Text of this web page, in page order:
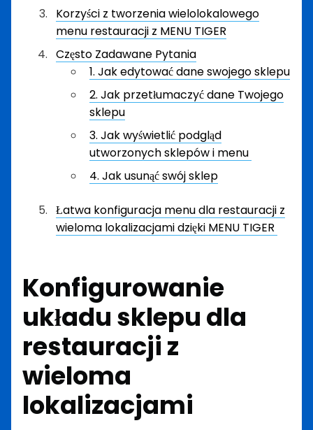
Korzyści z tworzenia wielolokalowego
menu restauracji z MENU TIGER
Często Zadawane Pytania
1. Jak edytować dane swojego sklepu
2. Jak przetłumaczyć dane Twojego
sklepu
3. Jak wyświetlić podgląd
utworzonych sklepów i menu
4. Jak usunąć swój sklep
Łatwa konfiguracja menu dla restauracji z
wieloma lokalizacjami dzięki MENU TIGER
Konfigurowanie
układu sklepu dla
restauracji z
wieloma
lokalizacjami